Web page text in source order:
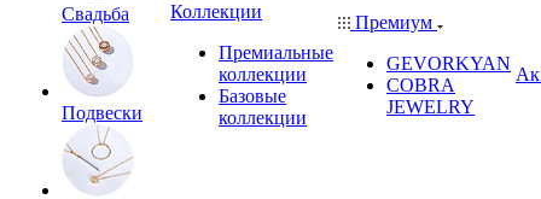
Свадьба
Подвески
Коллекции
Премиальные
коллекции
Базовые
коллекции
Премиум
GEVORKYAN
COBRA
JEWELRY